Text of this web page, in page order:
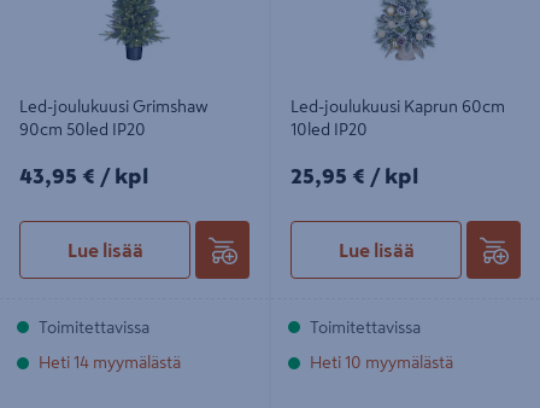
Led-joulukuusi Grimshaw
90cm 50led IP20
43,95€/kpl
43,95 € / kpl
Lue lisää
Toimitettavissa
Heti 14 myymälästä
Led-joulukuusi Kaprun 60cm
10led IP20
25,95€/kpl
25,95 € / kpl
Lue lisää
Toimitettavissa
Heti 10 myymälästä